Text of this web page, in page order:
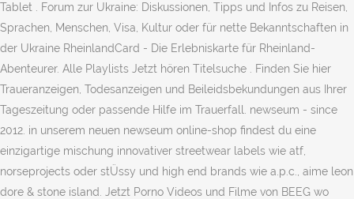
Tablet . Forum zur Ukraine: Diskussionen, Tipps und Infos zu Reisen,
Sprachen, Menschen, Visa, Kultur oder für nette Bekanntschaften in
der Ukraine RheinlandCard - Die Erlebniskarte für Rheinland-
Abenteurer. Alle Playlists Jetzt hören Titelsuche . Finden Sie hier
Traueranzeigen, Todesanzeigen und Beileidsbekundungen aus Ihrer
Tageszeitung oder passende Hilfe im Trauerfall. newseum - since
2012. in unserem neuen newseum online-shop findest du eine
einzigartige mischung innovativer streetwear labels wie atf,
norseprojects oder stÜssy und high end brands wie a.p.c., aime leon
dore & stone island. Jetzt Porno Videos und Filme von BEEG wo